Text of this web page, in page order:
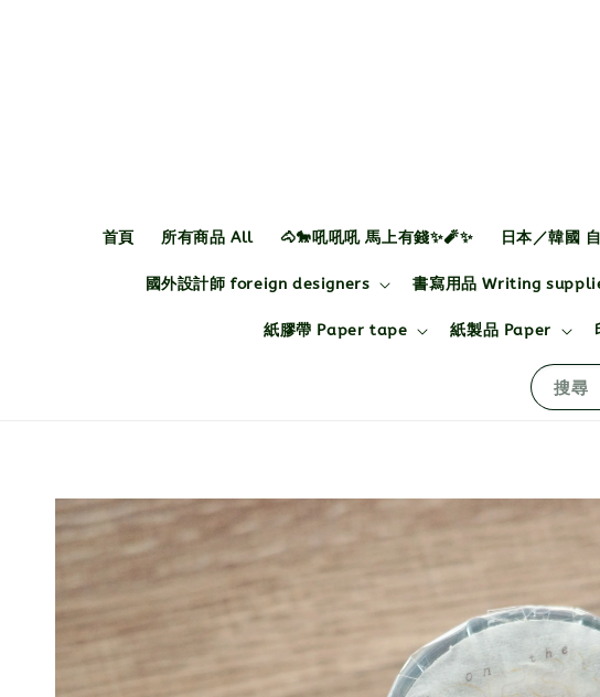
搜尋
首頁 所有商品 All 🐴🐎吼吼吼 馬上有錢✨🧨✨ 日本／韓國
國外設計師 foreign designers 書寫用品 Writing
紙膠帶 Paper tape 紙製品 Paper